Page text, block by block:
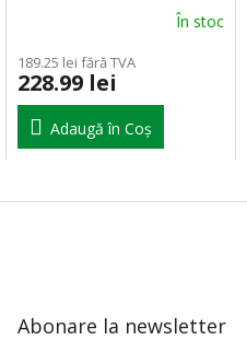
În stoc
189.25 lei fără TVA
228.99 lei
Adaugă în Coş
Abonare la newsletter